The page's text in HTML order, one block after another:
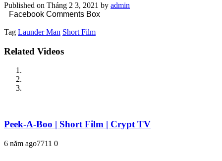
Published on Tháng 2 3, 2021 by admin
Facebook Comments Box
Tag Launder Man Short Film
Related Videos
Peek-A-Boo | Short Film | Crypt TV
6 năm ago7711 0